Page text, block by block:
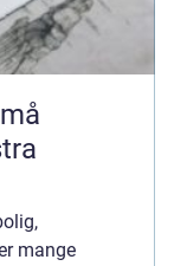
mange